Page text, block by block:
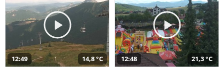
12:49 14,8 °C 12:48 21,3 °C